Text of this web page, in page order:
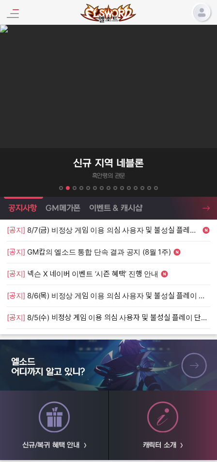
엘소드 프로모션
신규 지역 네블론
흑안령의 관문
엘소드 소식
공지사항 GM메가폰 이벤트 & 캐시샵
[공지] 8/7(금) 비정상 게임 이용 의심 사용자 및 불성실 플레이 단속 안내
[공지] GM캅의 엘소드 통합 단속 결과 공지 (8월 1주)
[공지] 넥슨 X 네이버 이벤트 ‘시즌 혜택’ 진행 안내
[공지] 8/6(목) 비정상 게임 이용 의심 사용자 및 불성실 플레이 단속 안내
[공지] 8/5(수) 비정상 게임 이용 의심 사용자 및 불성실 플레이 단속 안내
엘소드 어디까지 알고 있니?
신규/복귀 혜택 안내 캐릭터 소개